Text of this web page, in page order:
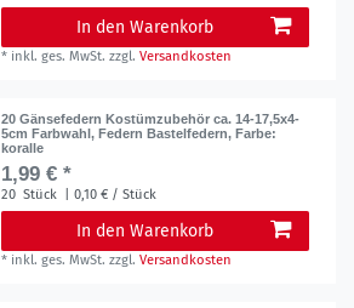
In den Warenkorb
* inkl. ges. MwSt. zzgl.Versandkosten
20 Gänsefedern Kostümzubehör ca. 14-17,5x4-
5cm Farbwahl, Federn Bastelfedern, Farbe:
koralle
1,99 € *
20 Stück | 0,10 € / Stück
In den Warenkorb
* inkl. ges. MwSt. zzgl.Versandkosten